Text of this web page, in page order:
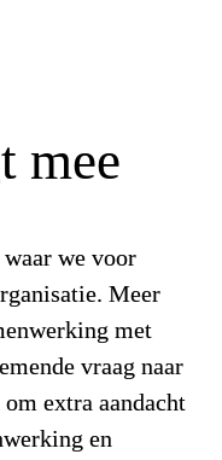
mee
we voor
Meer
met
vraag naar
extra aandacht
en